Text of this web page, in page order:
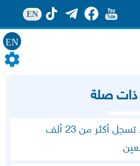
EN
EN
ذات صلة
شعبة فاطمة بنت أسد تسجل أكثر من 23 ألف